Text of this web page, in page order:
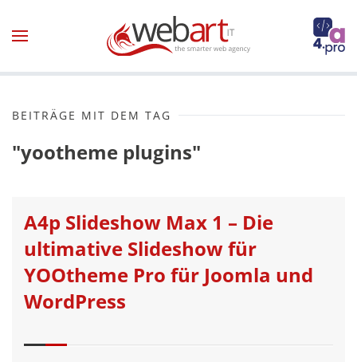
Zum Hauptinhalt springen
BEITRÄGE MIT DEM TAG
"yootheme plugins"
A4p Slideshow Max 1 – Die
ultimative Slideshow für
YOOtheme Pro für Joomla und
WordPress